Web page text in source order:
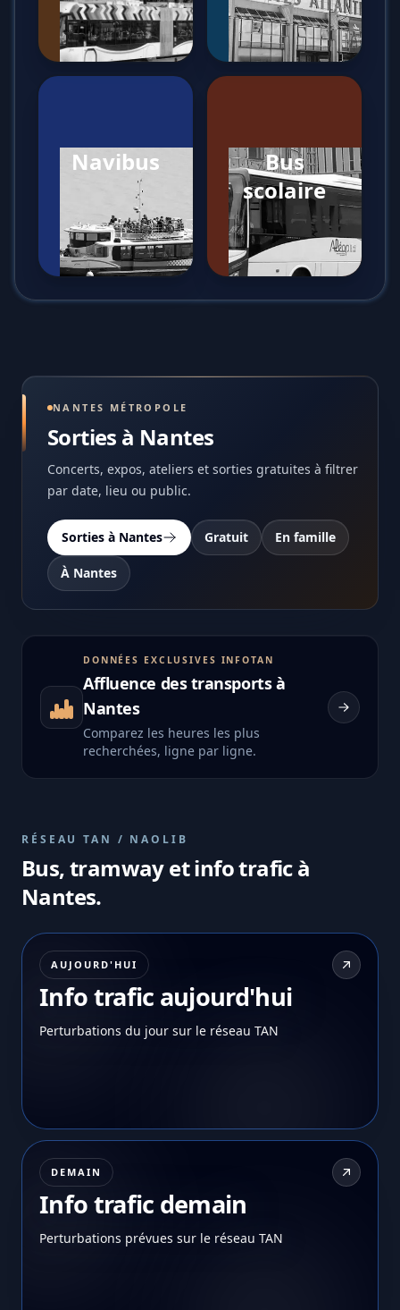
Navibus
Bus
scolaire
NANTES MÉTROPOLE
Sorties à Nantes
Concerts, expos, ateliers et sorties gratuites à filtrer
par date, lieu ou public.
Sorties à Nantes Gratuit En famille
À Nantes
DONNÉES EXCLUSIVES INFOTAN
Affluence des transports à
Nantes
Comparez les heures les plus
recherchées, ligne par ligne.
RÉSEAU TAN / NAOLIB
Bus, tramway et info trafic à
Nantes.
AUJOURD'HUI
Info trafic aujourd'hui
Perturbations du jour sur le réseau TAN
DEMAIN
Info trafic demain
Perturbations prévues sur le réseau TAN